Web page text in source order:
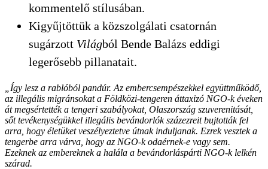
kommentelő stílusában.
Kigyűjtöttük a közszolgálati csatornán
sugárzott Világból Bende Balázs eddigi
legerősebb pillanatait.
„Így lesz a rablóból pandúr. Az embercsempészekkel együttműködő,
az illegális migránsokat a Földközi-tengeren áttaxizó NGO-k éveken
át megsértették a tengeri szabályokat, Olaszország szuverenitását,
sőt tevékenységükkel illegális bevándorlók százezreit bujtották fel
arra, hogy életüket veszélyeztetve útnak induljanak. Ezrek vesztek a
tengerbe arra várva, hogy az NGO-k odaérnek-e vagy sem.
Ezeknek az embereknek a halála a bevándorláspárti NGO-k lelkén
szárad.